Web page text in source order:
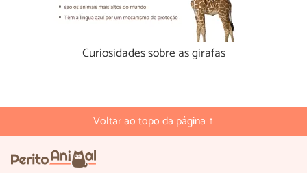
Curiosidades sobre as girafas
Voltar ao topo da página ↑